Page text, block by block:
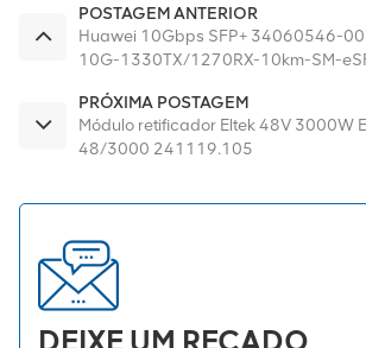
POSTAGEM ANTERIOR
Huawei 10Gbps SFP+ 34060546-
10G-1330TX/1270RX-10km-SM-
PRÓXIMA POSTAGEM
Módulo retificador Eltek 48V 3000W
48/3000 241119.105
DEIXE UM RECADO